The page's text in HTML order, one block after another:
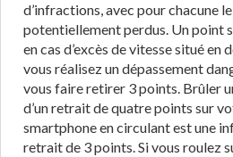
d’infractions, avec pour chacune
potentiellement perdus. Un point
en cas d’excès de vitesse situé en
vous réalisez un dépassement
vous faire retirer 3 points. Brûler
d’un retrait de quatre points sur
smartphone en circulant est une
retrait de 3 points. Si vous roulez